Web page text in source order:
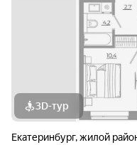
3D-тур
Екатеринбург,жилой